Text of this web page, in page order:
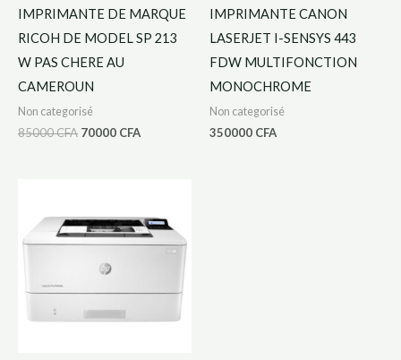
IMPRIMANTE DE MARQUE
RICOH DE MODEL SP 213
W PAS CHERE AU
CAMEROUN
Non categorisé
85000CFA 70000 CFA
IMPRIMANTE CANON
LASERJET I-SENSYS 443
FDW MULTIFONCTION
MONOCHROME
Non categorisé
350000 CFA